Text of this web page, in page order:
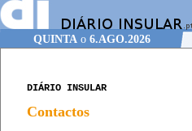
QUINTAo 6.AGO.2026
DIÁRIO INSULAR
Contactos